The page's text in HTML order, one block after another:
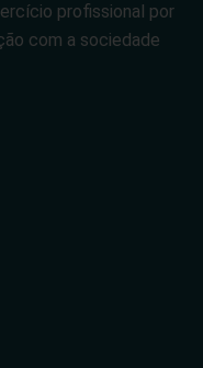
profissional por
com a sociedade